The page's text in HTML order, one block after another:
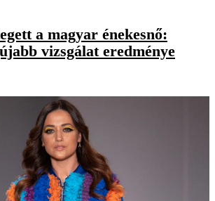
a magyar énekesnő:
vizsgálat eredménye